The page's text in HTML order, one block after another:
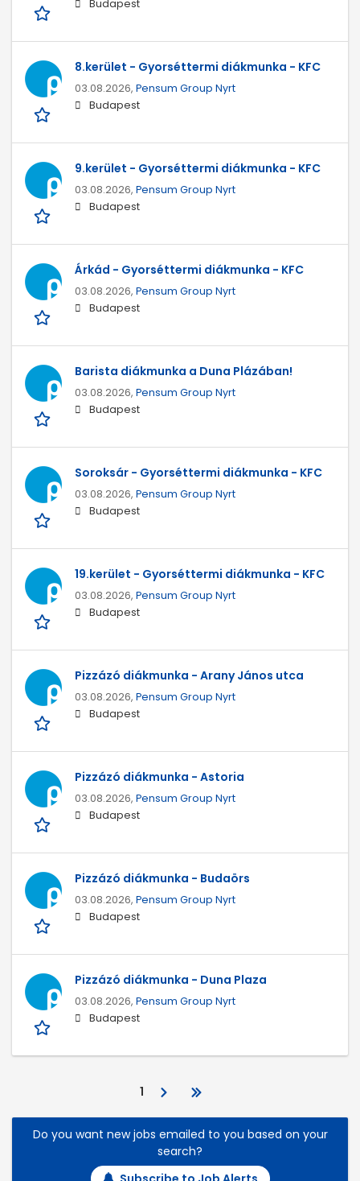
Budapest
8.kerület - Gyorséttermi diákmunka - KFC
03.08.2026, Pensum Group Nyrt
Budapest
9.kerület - Gyorséttermi diákmunka - KFC
03.08.2026, Pensum Group Nyrt
Budapest
Árkád - Gyorséttermi diákmunka - KFC
03.08.2026, Pensum Group Nyrt
Budapest
Barista diákmunka a Duna Plázában!
03.08.2026, Pensum Group Nyrt
Budapest
Soroksár - Gyorséttermi diákmunka - KFC
03.08.2026, Pensum Group Nyrt
Budapest
19.kerület - Gyorséttermi diákmunka - KFC
03.08.2026, Pensum Group Nyrt
Budapest
Pizzázó diákmunka - Arany János utca
03.08.2026, Pensum Group Nyrt
Budapest
Pizzázó diákmunka - Astoria
03.08.2026, Pensum Group Nyrt
Budapest
Pizzázó diákmunka - Budaörs
03.08.2026, Pensum Group Nyrt
Budapest
Pizzázó diákmunka - Duna Plaza
03.08.2026, Pensum Group Nyrt
Budapest
1
Do you want new jobs emailed to you based on your
search?